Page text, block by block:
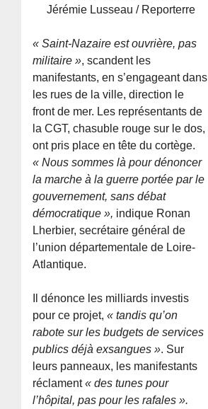
Jérémie Lusseau / Reporterre
« Saint-Nazaire est ouvrière, pas
militaire », scandent les
manifestants, en s’engageant dans
les rues de la ville, direction le
front de mer. Les représentants de
la CGT, chasuble rouge sur le dos,
ont pris place en tête du cortège.
« Nous sommes là pour dénoncer
la marche à la guerre portée par le
gouvernement, sans débat
démocratique », indique Ronan
Lherbier, secrétaire général de
l’union départementale de Loire-
Atlantique.
Il dénonce les milliards investis
pour ce projet,« tandis qu’on
rabote sur les budgets de services
publics déjà exsangues ». Sur
leurs panneaux, les manifestants
réclament« des tunes pour
l’hôpital, pas pour les rafales ».